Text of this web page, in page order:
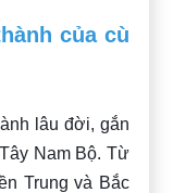
của cù
lâu đời, gắn
Nam Bộ. Từ
Trung và Bắc